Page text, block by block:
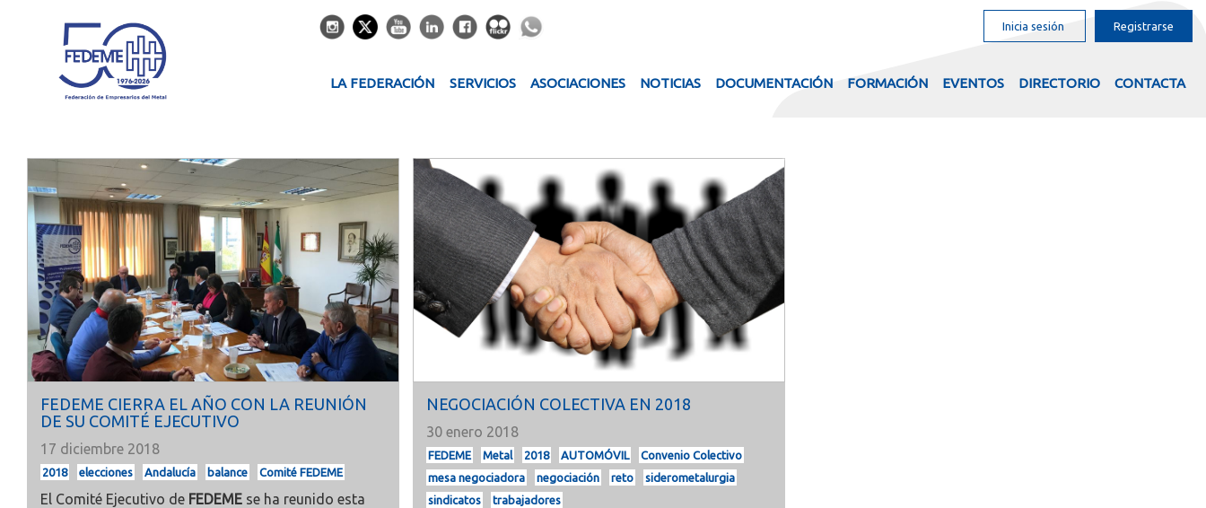
Inicia sesión Registrarse
LA FEDERACIÓN SERVICIOS ASOCIACIONES NOTICIAS DOCUMENTACIÓN FORMACIÓN EVENTOS DIRECTORIO CONTACTA
FEDEME CIERRA EL AÑO CON LA REUNIÓN
DE SU COMITÉ EJECUTIVO
17 diciembre 2018
2018 elecciones Andalucía balance Comité FEDEME
El Comité Ejecutivo de FEDEME se ha reunido esta
NEGOCIACIÓN COLECTIVA EN 2018
30 enero 2018
FEDEME Metal 2018 AUTOMÓVIL
Convenio Colectivo
mesa negociadora
negociación reto
siderometalurgia
sindicatos
trabajadores